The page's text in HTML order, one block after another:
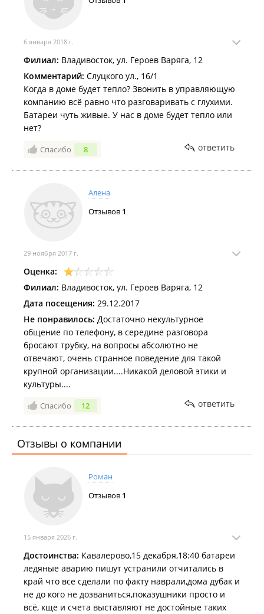
6 января 2018 г.
Филиал: Владивосток, ул. Героев Варяга, 12
Комментарий: Слуцкого ул., 16/1
Когда в доме будет тепло? Звонить в управляющую
компанию всё равно что разговаривать с глухими.
Батареи чуть живые. У нас в доме будет тепло или
нет?
Спасибо 8 ответить
Алена
Отзывов 1
29 ноября 2017 г.
Оценка:
Филиал: Владивосток, ул. Героев Варяга, 12
Дата посещения: 29.12.2017
Не понравилось: Достаточно некультурное
общение по телефону, в середине разговора
бросают трубку, на вопросы абсолютно не
отвечают, очень странное поведение для такой
крупной организации....Никакой деловой этики и
культуры....
Спасибо 12 ответить
Отзывы о компании
Роман
Отзывов 1
15 января 2026 г.
Достоинства: Кавалерово,15 декабря,18:40 батареи
ледяные аварию пишут устранили отчитались в
край что все сделали по факту наврали,дома дубак и
не до кого не дозваниться,показушники просто и
всё, кще и счета выставляют не достойные таких